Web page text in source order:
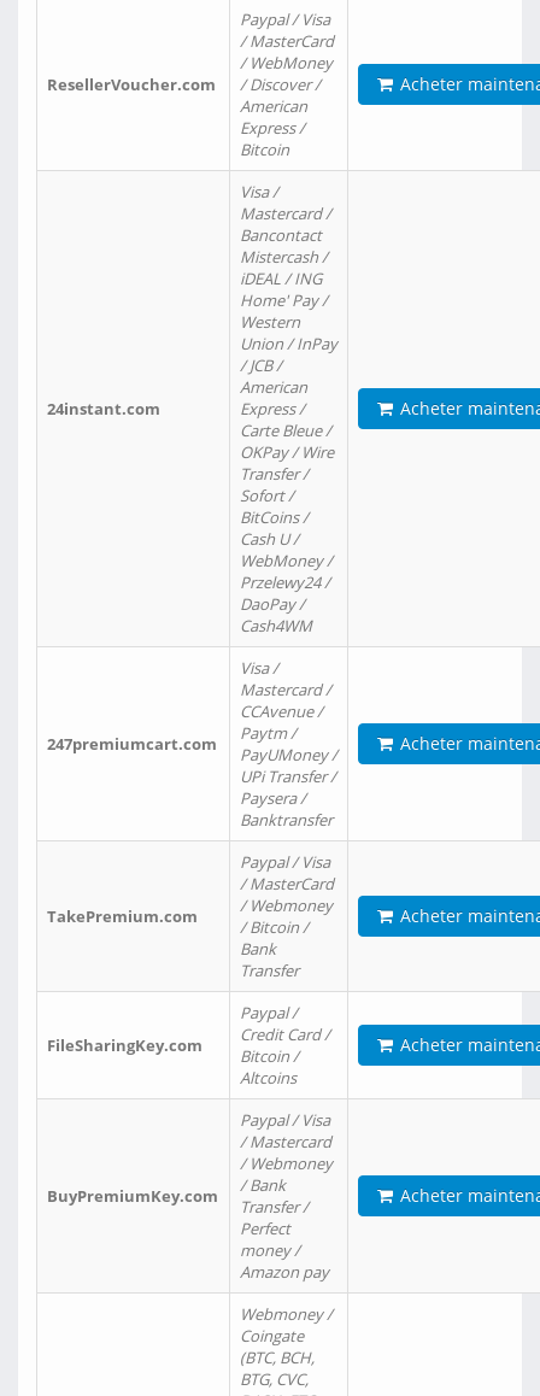
ResellerVoucher.com
Paypal / Visa
/ MasterCard
/ WebMoney
/ Discover /
American
Express /
Bitcoin
Acheter
24instant.com
Visa /
Mastercard /
Bancontact
Mistercash /
iDEAL / ING
Home' Pay /
Western
Union / InPay
/ JCB /
American
Express /
Carte Bleue /
OKPay / Wire
Transfer /
Sofort /
BitCoins /
Cash U /
WebMoney /
Przelewy24 /
DaoPay /
Cash4WM
Acheter
247premiumcart.com
Visa /
Mastercard /
CCAvenue /
Paytm /
PayUMoney /
UPi Transfer /
Paysera /
Banktransfer
Acheter
TakePremium.com
Paypal / Visa
/ MasterCard
/ Webmoney
/ Bitcoin /
Bank
Transfer
Acheter
FileSharingKey.com
Paypal /
Credit Card /
Bitcoin /
Altcoins
Acheter
BuyPremiumKey.com
Paypal / Visa
/ Mastercard
/ Webmoney
/ Bank
Transfer /
Perfect
money /
Amazon pay
Acheter
Webmoney /
Coingate
(BTC, BCH,
BTG, CVC,